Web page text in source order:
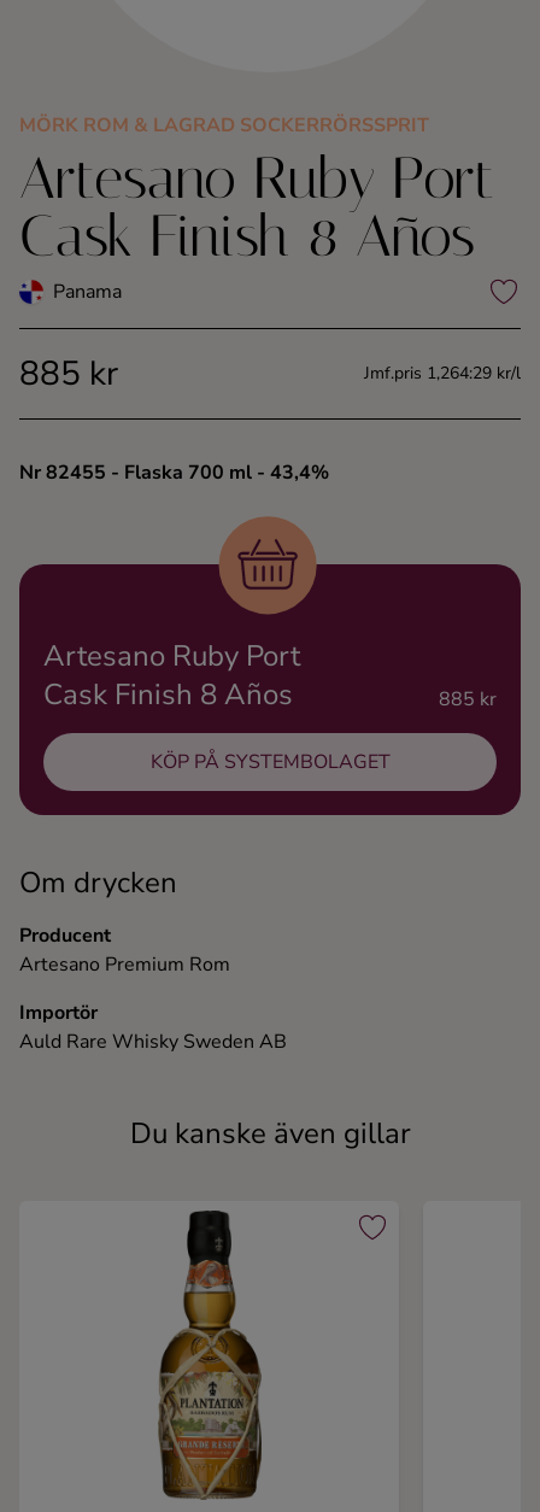
Likör
Rom
Shots
Tequila
Ingredienser
MÖRK ROM & LAGRAD SOCKERRÖRSSPRIT
Artesano Ruby Port
Cask Finish 8 Años
Panama
885 kr Jmf.pris 1,264:29 kr/l
Nr 82455 - Flaska 700 ml - 43,4%
Om drycken
Producent
Artesano Premium Rom
Importör
Auld Rare Whisky Sweden AB
Artesano Ruby Port
Cask Finish 8 Años
885 kr
KÖP PÅ SYSTEMBOLAGET
Du kanske även gillar